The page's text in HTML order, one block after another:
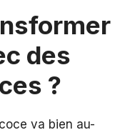
des
?
va bien au-